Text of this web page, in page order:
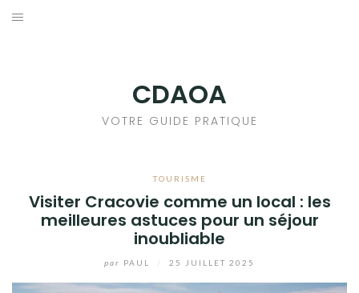
Aller
CDAOA
VOTRE GUIDE PRATIQUE
TOURISME
Visiter Cracovie comme un local : les
meilleures astuces pour un séjour
inoubliable
par PAUL 25 JUILLET 2025
JARDIN & EXTÉRIEUR
NEWS
TRAVAUX